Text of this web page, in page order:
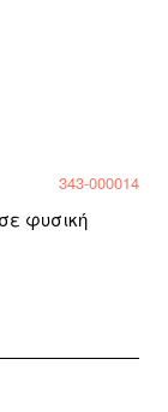
343-000014
φυσική